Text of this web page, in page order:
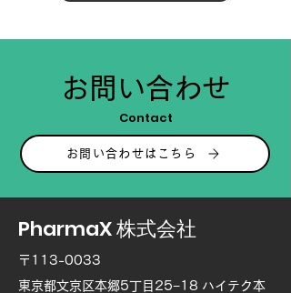
お問い合わせ
Contact
お問い合わせはこちら
PharmaX 株式会社
〒113-0033
東京都文京区本郷5丁目25−18 ハイテク本